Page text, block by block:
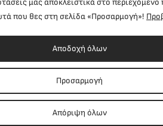
που θες στη σελίδα «Προσαρμογή»!
Προσαρμογή
Απόριψη όλων
Αποδοχή όλων